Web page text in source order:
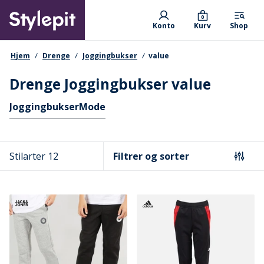
main
content
Primary departments
Konto Kurv
0
Shop
navigationssti
Hjem Drenge Joggingbukser value
Drenge Joggingbukser value
Hurtige links
JoggingbukserMode
Stilarter 12 Filtrer og sorter